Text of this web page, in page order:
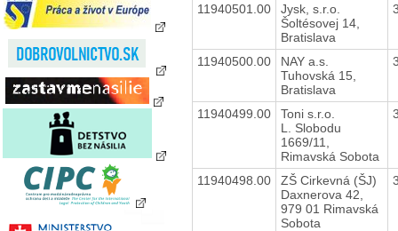
11940501.00
Jysk, s.r.o.
Šoltésovej 14,
Bratislava
11940500.00
NAY a.s.
Tuhovská 15,
Bratislava
11940499.00
Toni s.r.o.
L. Slobodu
1669/11,
Rimavská Sobota
11940498.00
ZŠ Cirkevná (ŠJ)
Daxnerova 42,
979 01 Rimavská
Sobota